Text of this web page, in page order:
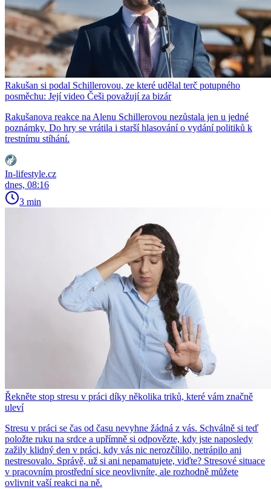
Rakušan si podal Schillerovou, ze které udělal terč potupného
posměchu: Její video Češi považují za bizár
Rakušanova reakce na Alenu Schillerovou nezůstala jen u jedné
poznámky. Do hry se vrátila i starší hlasování o vydání politiků k
trestnímu stíhání.
In-lifestyle.cz
dnes, 08:16
3 min
Řekněte stop stresu v práci díky několika triků, které vám značně
uleví
Stresu v práci se čas od času nevyhne žádná z vás. Schválně si teď
položte ruku na srdce a upřímně si odpovězte, kdy jste naposledy
zažily klidný den v práci, kdy vás nic nerozčílilo, netrápilo ani
nestresovalo. Správě, už si ani nepamatujete, viďte? Stresové situace
v pracovním prostřední sice neovlivníte, ale rozhodně můžete
ovlivnit vaší reakci na ně.